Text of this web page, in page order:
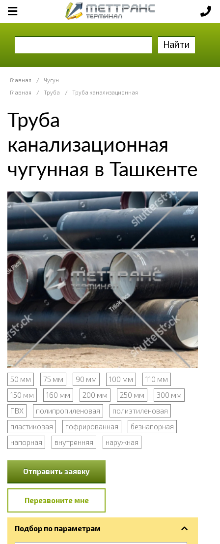
Найти
Главная /
Чугун
Главная
/ Труба / Труба канализационная
Труба
канализационная
чугунная в Ташкенте
50 мм 75 мм 90 мм 100 мм
110 мм
150 мм
160 мм 200 мм 250 мм
300 мм
ПВХ
полипропиленовая
полиэтиленовая
пластиковая
гофрированная
безнапорная
напорная
внутренняя наружная
Отправить заявку
Перезвоните мне
Подбор по параметрам